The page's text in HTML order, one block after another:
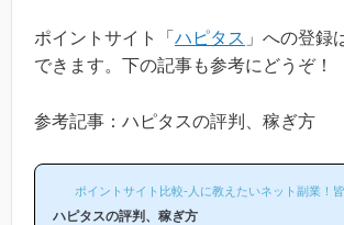
ポイントサイト「 ハピタス 」への登録
できます。下の記事も参考にどうぞ！
参考記事：ハピタスの評判、稼ぎ方
ポイントサイト比較-人に教えたいネット副業！
ハピタスの評判、稼ぎ方